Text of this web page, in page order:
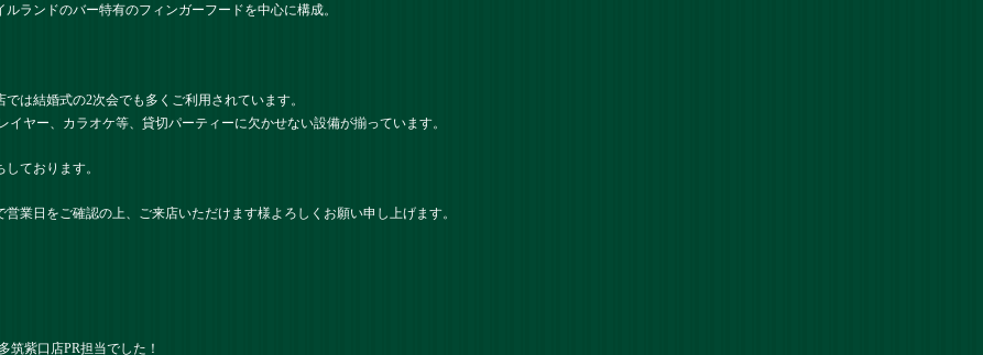
ランドのバー特有のフィンガーフードを中心に構成。
は結婚式の2次会でも多くご利用されています。
ヤー、カラオケ等、貸切パーティーに欠かせない設備が揃っています。
ております。
業日をご確認の上、ご来店いただけます様よろしくお願い申し上げます。
筑紫口店PR担当でした！